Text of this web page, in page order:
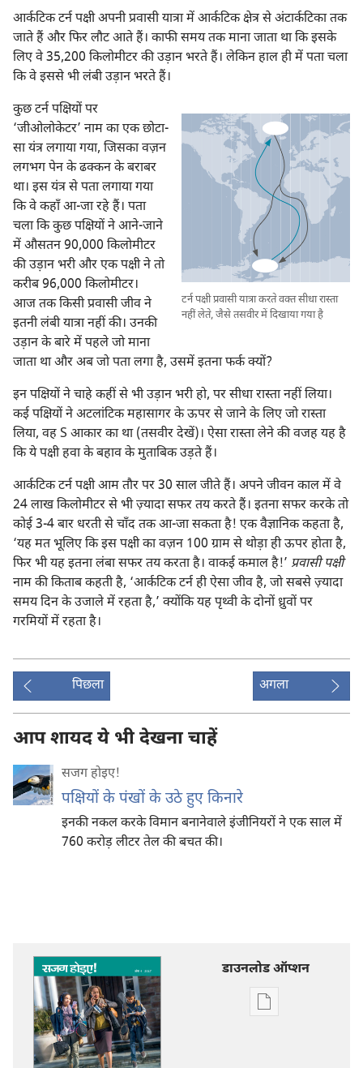
आर्कटिक टर्न पक्षी अपनी प्रवासी यात्रा में आर्कटिक क्षेत्र से अंटार्कटिका तक
जाते हैं और फिर लौट आते हैं। काफी समय तक माना जाता था कि इसके
लिए वे 35,200 किलोमीटर की उड़ान भरते हैं। लेकिन हाल ही में पता चला
कि वे इससे भी लंबी उड़ान भरते हैं।
टर्न पक्षी प्रवासी यात्रा करते वक्‍त सीधा रास्ता
नहीं लेते, जैसे तसवीर में दिखाया गया है
कुछ टर्न पक्षियों पर
‘जीओलोकेटर’ नाम का एक छोटा-
सा यंत्र लगाया गया, जिसका वज़न
लगभग पेन के ढक्कन के बराबर
था। इस यंत्र से पता लगाया गया
कि वे कहाँ आ-जा रहे हैं। पता
चला कि कुछ पक्षियों ने आने-जाने
में औसतन 90,000 किलोमीटर
की उड़ान भरी और एक पक्षी ने तो
करीब 96,000 किलोमीटर।
आज तक किसी प्रवासी जीव ने
इतनी लंबी यात्रा नहीं की। उनकी
उड़ान के बारे में पहले जो माना
जाता था और अब जो पता लगा है, उसमें इतना फर्क क्यों?
इन पक्षियों ने चाहे कहीं से भी उड़ान भरी हो, पर सीधा रास्ता नहीं लिया।
कई पक्षियों ने अटलांटिक महासागर के ऊपर से जाने के लिए जो रास्ता
लिया, वह S आकार का था (तसवीर देखें)। ऐसा रास्ता लेने की वजह यह है
कि ये पक्षी हवा के बहाव के मुताबिक उड़ते हैं।
आर्कटिक टर्न पक्षी आम तौर पर 30 साल जीते हैं। अपने जीवन काल में वे
24 लाख किलोमीटर से भी ज़्यादा सफर तय करते हैं। इतना सफर करके तो
कोई 3-4 बार धरती से चाँद तक आ-जा सकता है! एक वैज्ञानिक कहता है,
‘यह मत भूलिए कि इस पक्षी का वज़न 100 ग्राम से थोड़ा ही ऊपर होता है,
फिर भी यह इतना लंबा सफर तय करता है। वाकई कमाल है!’ प्रवासी पक्षी
नाम की किताब कहती है, ‘आर्कटिक टर्न ही ऐसा जीव है, जो सबसे ज़्यादा
समय दिन के उजाले में रहता है,’ क्योंकि यह पृथ्वी के दोनों ध्रुवों पर
गरमियों में रहता है।
पिछला अगला
आप शायद ये भी देखना चाहें
सजग होइए‍!
पक्षियों के पंखों के उठे हुए किनारे
इनकी नकल करके विमान बनानेवाले इंजीनियरों ने एक साल में
760 करोड़ लीटर तेल की बचत की।
डाउनलोड ऑप्शन
डिजिटल